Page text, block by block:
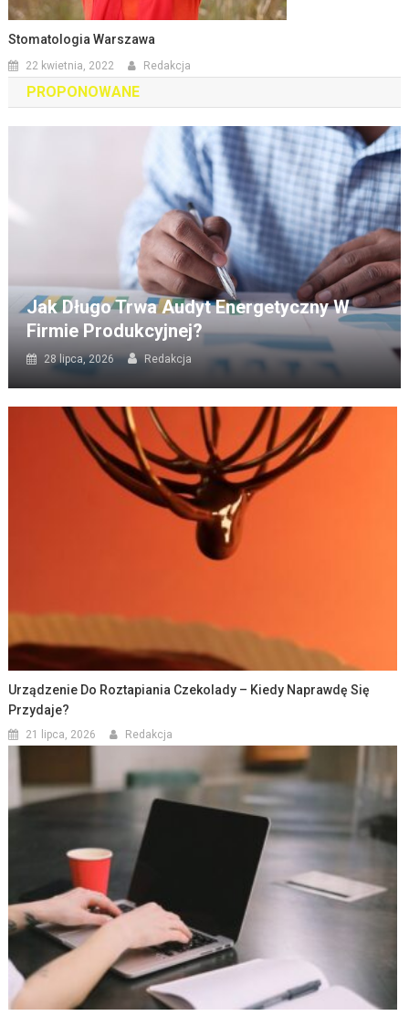
Stomatologia Warszawa
22 kwietnia, 2022 Redakcja
PROPONOWANE
Jak Długo Trwa Audyt Energetyczny W
Firmie Produkcyjnej?
28 lipca, 2026 Redakcja
Urządzenie Do Roztapiania Czekolady – Kiedy Naprawdę Się
Przydaje?
21 lipca, 2026 Redakcja